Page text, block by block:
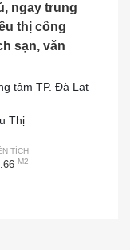
ngay trung
thị công
sạn, văn
tâm TP. Đà Lạt
Thị
TÍCH
M2